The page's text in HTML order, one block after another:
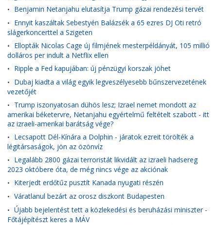
• Benjamin Netanjahu elutasítja Trump gázai rendezési tervét
• Ennyit kaszáltak Sebestyén Balázsék a 65 ezres DJ Oti retró
slágerkoncerttel a Szigeten
• Ellopták Nicolas Cage új filmjének mesterpéldányát, 105 millió
dolláros per indult a Netflix ellen
• Ripple a Fed kapujában: új pénzügyi korszak jöhet
• Dubaj kiadta a világ egyik legveszélyesebb bűnszervezetének
vezetőjét
• Trump iszonyatosan dühös lesz; Izrael nemet mondott az
amerikai béketervre, Netanjahu egyértelmű feltételt szabott - itt
az izraeli-amerikai barátság vége?
• Lecsapott Dél-Kínára a Dolphin - járatok ezreit törölték a
légitársaságok, jön az özönvíz
• Legalább 2800 gázai terroristát likvidált az izraeli hadsereg
2023 októbere óta, de még nincs vége az akciónak
• Kiterjedt erdőtűz pusztít Kanada nyugati részén
• Váratlanul bezárt az orosz diszkont Budapesten
• Újabb bejelentést tett a közlekedési és beruházási miniszter -
Főtájépítészt keres a MÁV